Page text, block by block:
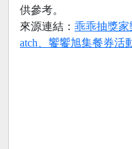
供參考。
來源連結： 乖乖抽獎家
atch、饗饗旭集餐券活